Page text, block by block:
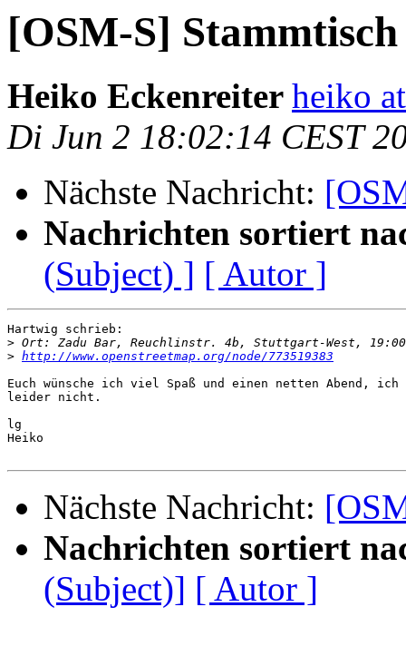
[OSM-S]
Heiko Eckenreiter heiko
Di Jun 2 18:02:14 CEST
Nächste Nachricht:
Nachrichten sortiert
(Subject) ] [ Autor ]
Hartwig schrieb:
>
> http://www.openstreetmap.org/node/773519383
Euch wünsche ich viel Spaß und einen netten Abend, ich
leider nicht.
lg
Heiko
Nächste Nachricht:
Nachrichten sortiert
(Subject)] [ Autor ]